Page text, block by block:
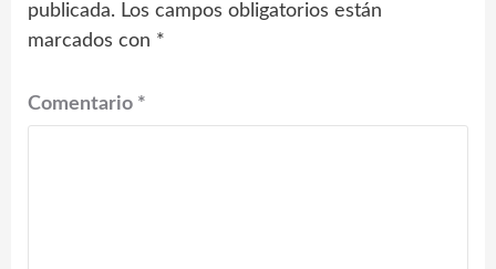
publicada. Los campos obligatorios están
marcados con *
Comentario *